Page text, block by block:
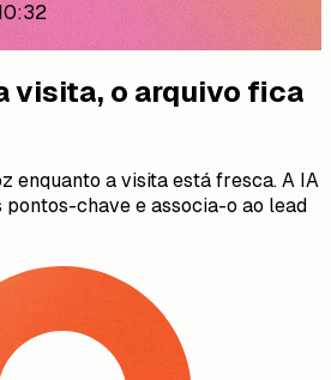
sobre a decisão de
visita, o arquivo fica
enquanto a visita está fresca. A IA
pontos-chave e associa-o ao lead